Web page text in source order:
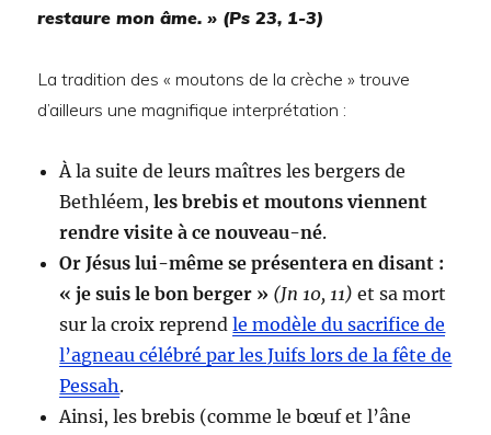
restaure mon âme. » (Ps 23, 1-3)
La tradition des « moutons de la crèche » trouve
d’ailleurs une magnifique interprétation :
À la suite de leurs maîtres les bergers de
Bethléem,les brebis et moutons viennent
rendre visite à ce nouveau-né.
Or Jésus lui-même se présentera en disant :
« je suis le bon berger » (Jn 10, 11) et sa mort
sur la croix reprendle modèle du sacrifice de
l’agneau célébré par les Juifs lors de la fête de
Pessah.
Ainsi, les brebis (comme le bœuf et l’âne